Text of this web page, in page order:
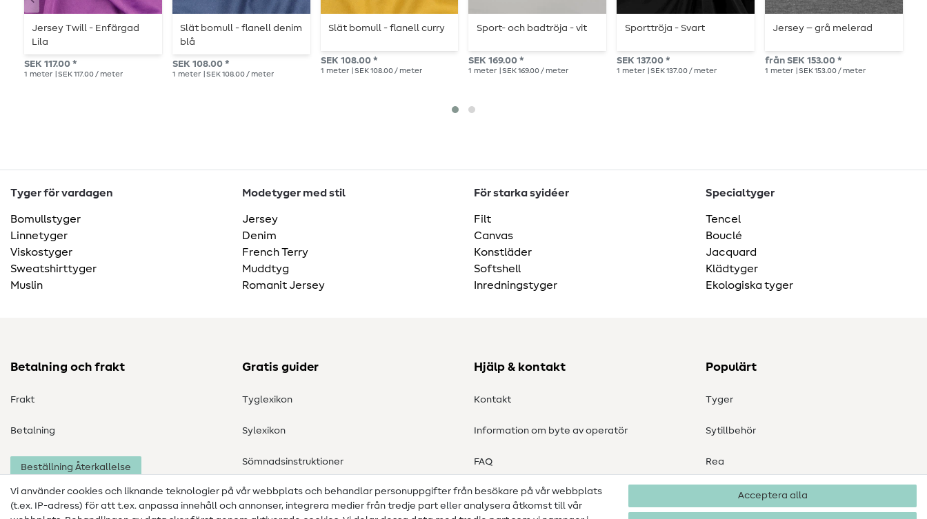
Jersey Twill - Enfärgad
Lila
SEK 117.00 *
1 meter | SEK 117.00 / meter
Slät bomull - flanell denim
blå
SEK 108.00 *
1 meter | SEK 108.00 / meter
Slät bomull - flanell curry
SEK 108.00 *
1 meter | SEK 108.00 / meter
Sport- och badtröja - vit
SEK 169.00 *
1 meter | SEK 169.00 / meter
Sporttröja - Svart
SEK 137.00 *
1 meter | SEK 137.00 / meter
Jersey – grå melerad
från SEK 153.00 *
1 meter | SEK 153.00 / meter
Tyger för vardagen
Bomullstyger
Linnetyger
Viskostyger
Sweatshirttyger
Muslin
Modetyger med stil
Jersey
Denim
French Terry
Muddtyg
Romanit Jersey
För starka syidéer
Filt
Canvas
Konstläder
Softshell
Inredningstyger
Specialtyger
Tencel
Bouclé
Jacquard
Klädtyger
Ekologiska tyger
Betalning och frakt
Frakt
Betalning
Beställning Återkallelse
Gratis guider
Tyglexikon
Sylexikon
Sömnadsinstruktioner
Hjälp & kontakt
Kontakt
Information om byte av operatör
FAQ
Ångerrätt
Populärt
Tyger
Sytillbehör
Rea
Vi använder cookies och liknande teknologier på vår webbplats och behandlar personuppgifter från besökare på vår webbplats
(t.ex. IP-adress) för att t.ex. anpassa innehåll och annonser, integrera medier från tredje part eller analysera åtkomst till vår
Acceptera alla